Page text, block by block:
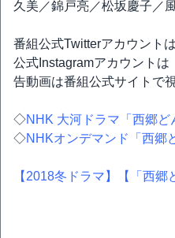
久美／錦戸亮／松坂慶子／
番組公式Twitterアカウント
公式Instagramアカウント
告動画は番組公式サイトで
◇NHK 大河ドラマ「西郷ど
◇NHKオンデマンド「西郷
【2018冬ドラマ】 【「西郷